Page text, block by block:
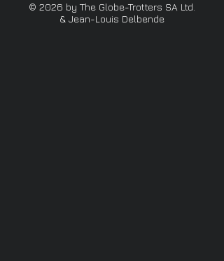
© 2026 by The Globe-Trotters SA Ltd.
& Jean-Louis Delbende